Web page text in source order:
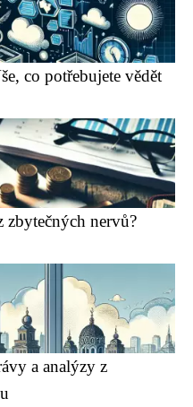
co potřebujete vědět
zbytečných nervů?
a analýzy z